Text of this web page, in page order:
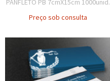
PANFLETO PB 7cmX15cm 1000unid.
Preço sob consulta